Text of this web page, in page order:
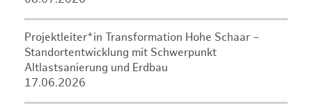
Projektleiter*in Transformation Hohe Schaar –
Standortentwicklung mit Schwerpunkt
Altlastsanierung und Erdbau
17.06.2026